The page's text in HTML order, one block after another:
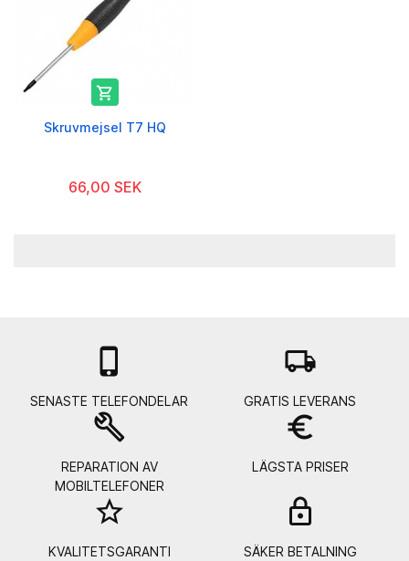

Skruvmejsel T7 HQ
66,00 SEK

SENASTE TELEFONDELAR
local_shipping
GRATIS LEVERANS
build
REPARATION AV
MOBILTELEFONER
euro_symbol
LÄGSTA PRISER
star_border
KVALITETSGARANTI SÄKER BETALNING